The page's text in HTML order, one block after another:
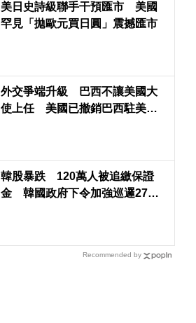
美日史詩級聯手干預匯市 美國
罕見「拋歐元買日圓」震撼匯市
外交爭端升級 巴西不讓美國大
使上任 美國已撤銷巴西駐美大
韓股暴跌 120萬人被追繳保證
金 韓國政府下令加強巡邏27座
Recommended by